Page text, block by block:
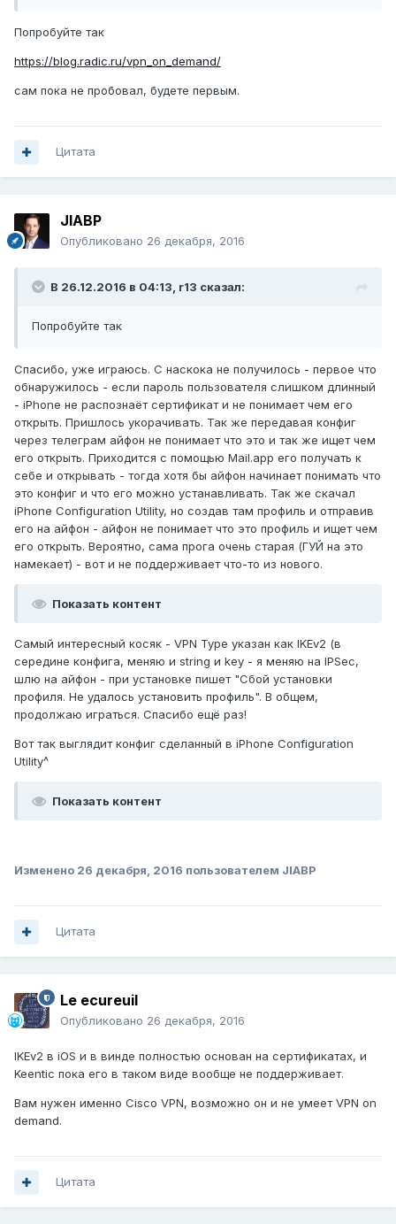
Попробуйте так
https://blog.radic.ru/vpn_on_demand/
сам пока не пробовал, будете первым.
Цитата
JIABP
Опубликовано 26 декабря, 2016
В 26.12.2016 в 04:13, r13 сказал:
Попробуйте так
Спасибо, уже играюсь. С наскока не получилось - первое что
обнаружилось - если пароль пользователя слишком длинный
- iPhone не распознаёт сертификат и не понимает чем его
открыть. Пришлось укорачивать. Так же передавая конфиг
через телеграм айфон не понимает что это и так же ищет чем
его открыть. Приходится с помощью Mail.app его получать к
себе и открывать - тогда хотя бы айфон начинает понимать что
это конфиг и что его можно устанавливать. Так же скачал
iPhone Configuration Utility, но создав там профиль и отправив
его на айфон - айфон не понимает что это профиль и ищет чем
его открыть. Вероятно, сама прога очень старая (ГУЙ на это
намекает) - вот и не поддерживает что-то из нового.
Показать контент
Самый интересный косяк - VPN Type указан как IKEv2 (в
середине конфига, меняю и string и key - я меняю на IPSec,
шлю на айфон - при установке пишет "Сбой установки
профиля. Не удалось установить профиль". В общем,
продолжаю играться. Спасибо ещё раз!
Вот так выглядит конфиг сделанный в iPhone Configuration
Utility^
Показать контент
Изменено 26 декабря, 2016 пользователем JIABP
Цитата
Le ecureuil
Опубликовано 26 декабря, 2016
IKEv2 в iOS и в винде полностью основан на сертификатах, и
Keentic пока его в таком виде вообще не поддерживает.
Вам нужен именно Cisco VPN, возможно он и не умеет VPN on
demand.
Цитата